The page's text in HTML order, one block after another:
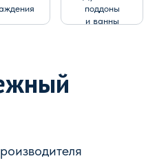
поддоны
и ванны